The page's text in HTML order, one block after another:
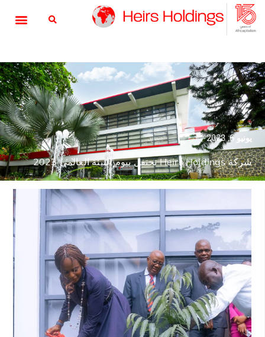
يونيو 6, 2023
شركة Heirs Holdings تحتفل بيوم البيئة العالمي 2023